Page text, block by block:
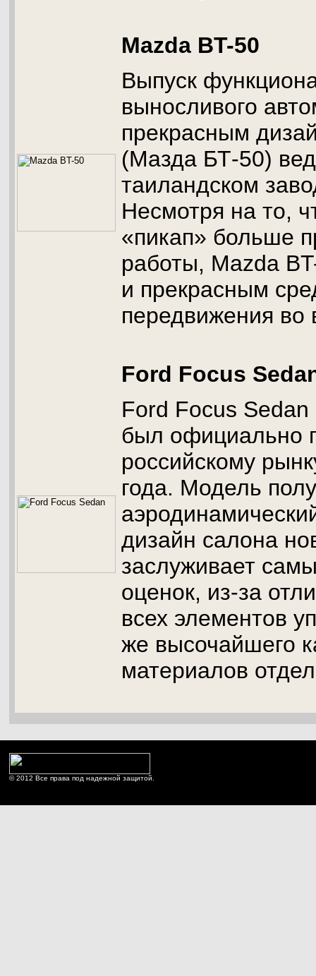
Mazda BT-50
Выпуск
выносливого
прекрасным
(Мазда БТ-50)
таиландском
Несмотря на то,
«пикап» больше
работы, Mazda
и прекрасным
передвижения во
Ford Focus
Ford Focus Sedan
был официально
российскому
года. Модель
дизайн салона
заслуживает
оценок, из-за
всех элементов
же высочайшего
материалов
© 2012 Все права под надежной защитой.